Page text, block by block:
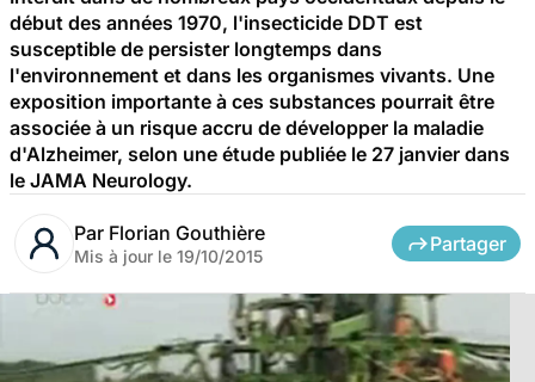
début des années 1970, l'insecticide DDT est
susceptible de persister longtemps dans
l'environnement et dans les organismes vivants. Une
exposition importante à ces substances pourrait être
associée à un risque accru de développer la maladie
d'Alzheimer, selon une étude publiée le 27 janvier dans
le JAMA Neurology.
Par Florian Gouthière
Mis à jour le 19/10/2015
Partager